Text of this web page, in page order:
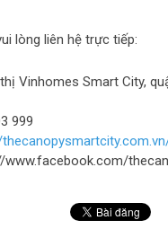
lòng liên hệ trực tiếp:
Vinhomes Smart City,
999
www.facebook.com/